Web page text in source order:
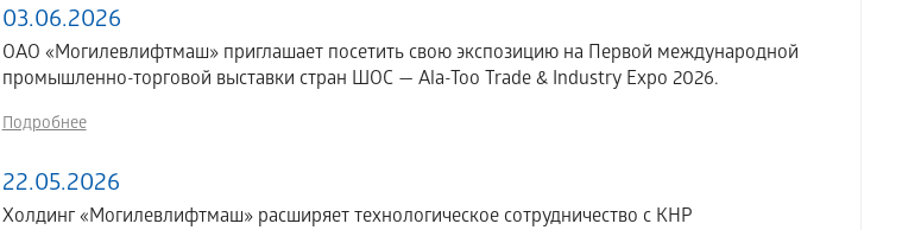
03.06.2026
ОАО «Могилевлифтмаш» приглашает посетить свою экспозицию на Первой международной
промышленно-торговой выставки стран ШОС — Ala-Too Trade & Industry Expo 2026.
Подробнее
22.05.2026
Холдинг «Могилевлифтмаш» расширяет технологическое сотрудничество с КНР